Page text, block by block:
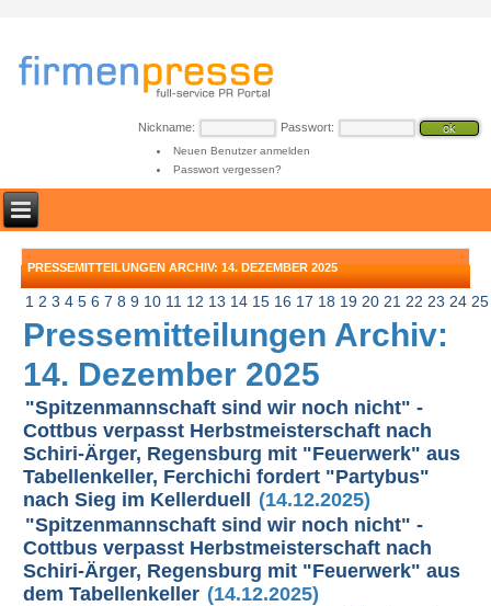
Nickname: Passwort:
Neuen Benutzer anmelden
Passwort vergessen?
PRESSEMITTEILUNGEN ARCHIV: 14. DEZEMBER 2025
1 2 3 4 5 6 7 8 9 10 11 12 13 14 15 16 17 18 19 20 21 22 23 24 25
Pressemitteilungen Archiv:
14. Dezember 2025
"Spitzenmannschaft sind wir noch nicht" -
Cottbus verpasst Herbstmeisterschaft nach
Schiri-Ärger, Regensburg mit "Feuerwerk" aus
Tabellenkeller, Ferchichi fordert "Partybus"
nach Sieg im Kellerduell
(14.12.2025)
"Spitzenmannschaft sind wir noch nicht" -
Cottbus verpasst Herbstmeisterschaft nach
Schiri-Ärger, Regensburg mit "Feuerwerk" aus
dem Tabellenkeller (14.12.2025)